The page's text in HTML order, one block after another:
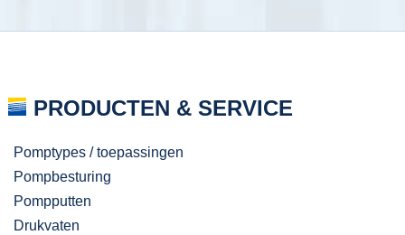
PRODUCTEN & SERVICE
Pomptypes / toepassingen
Pompbesturing
Pompputten
Drukvaten